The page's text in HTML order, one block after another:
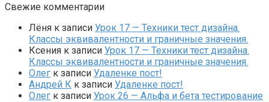
Свежие комментарии
Лёня к записи Урок 17 — Техники тест дизайна.
Классы эквивалентности и граничные значения.
Ксения к записи Урок 17 — Техники тест дизайна.
Классы эквивалентности и граничные значения.
Олег к записи Удаленке пост!
Андрей К к записи Удаленке пост!
Олег к записи Урок 26 — Альфа и бета тестирование